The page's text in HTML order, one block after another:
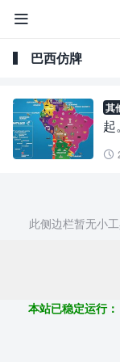

巴西仿牌
其
起。

此侧边栏暂无小
本站已稳定运行：